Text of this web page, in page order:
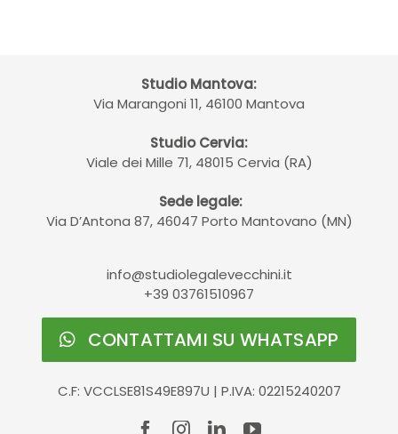
Studio Mantova:
Via Marangoni 11, 46100 Mantova
Studio Cervia:
Viale dei Mille 71, 48015 Cervia (RA)
Sede legale:
Via D’Antona 87, 46047 Porto Mantovano (MN)
info@studiolegalevecchini.it
+39 03761510967
CONTATTAMI SU WHATSAPP
C.F: VCCLSE81S49E897U | P.IVA: 02215240207